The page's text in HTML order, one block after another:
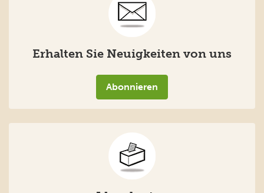
Erhalten Sie Neuigkeiten von uns
Abonnieren